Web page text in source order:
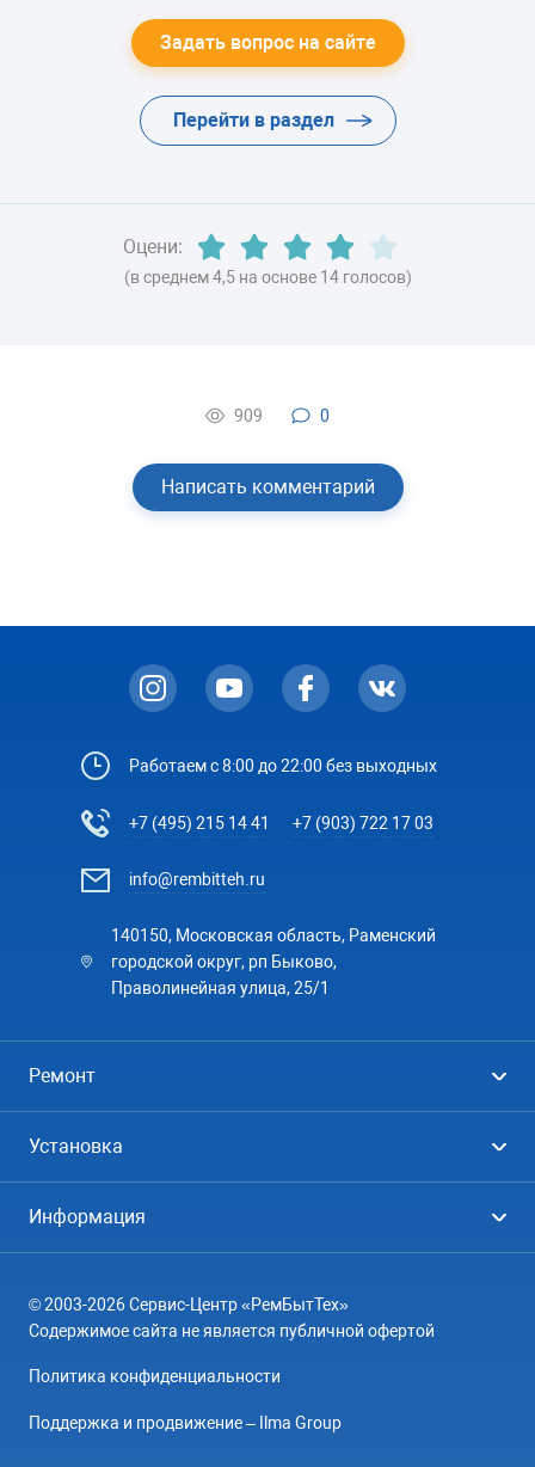
R600a (изобутан)
ВЕС
Задать вопрос на сайте
Перейти в раздел
Оцени:
(в среднем 4,5 на основе 14 голосов)
909 0
Написать комментарий
Работаем с 8:00 до 22:00 без выходных
+7 (495) 215 14 41 +7 (903) 722 17 03
info@rembitteh.ru
140150, Московская область, Раменский
городской округ, рп Быково,
Праволинейная улица, 25/1
Ремонт
Посудомоечные машины
Кондиционеры
Варочные панели
Электроплиты
Установка
Кондиционеры
Информация
География
© 2003-2026 Сервис-Центр «РемБытТех»
Содержимое сайта не является публичной офертой
Политика конфиденциальности
Поддержка и продвижение – Ilma Group